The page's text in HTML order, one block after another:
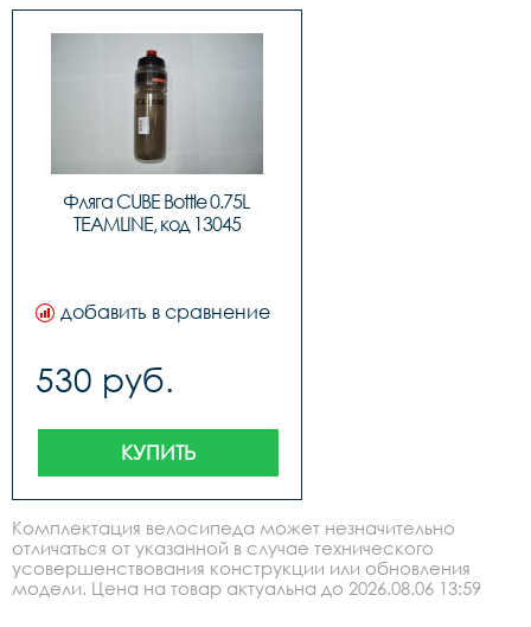
Фляга CUBE Bottle 0.75L
TEAMLINE, код 13045
добавить в сравнение
530 руб.
КУПИТЬ
Комплектация велосипеда может незначительно
отличаться от указанной в случае технического
усовершенствования конструкции или обновления
модели. Цена на товар актуальна до 2026.08.06 13:59